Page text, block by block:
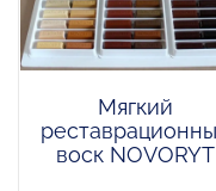
Мягкий
воск NOVORYT